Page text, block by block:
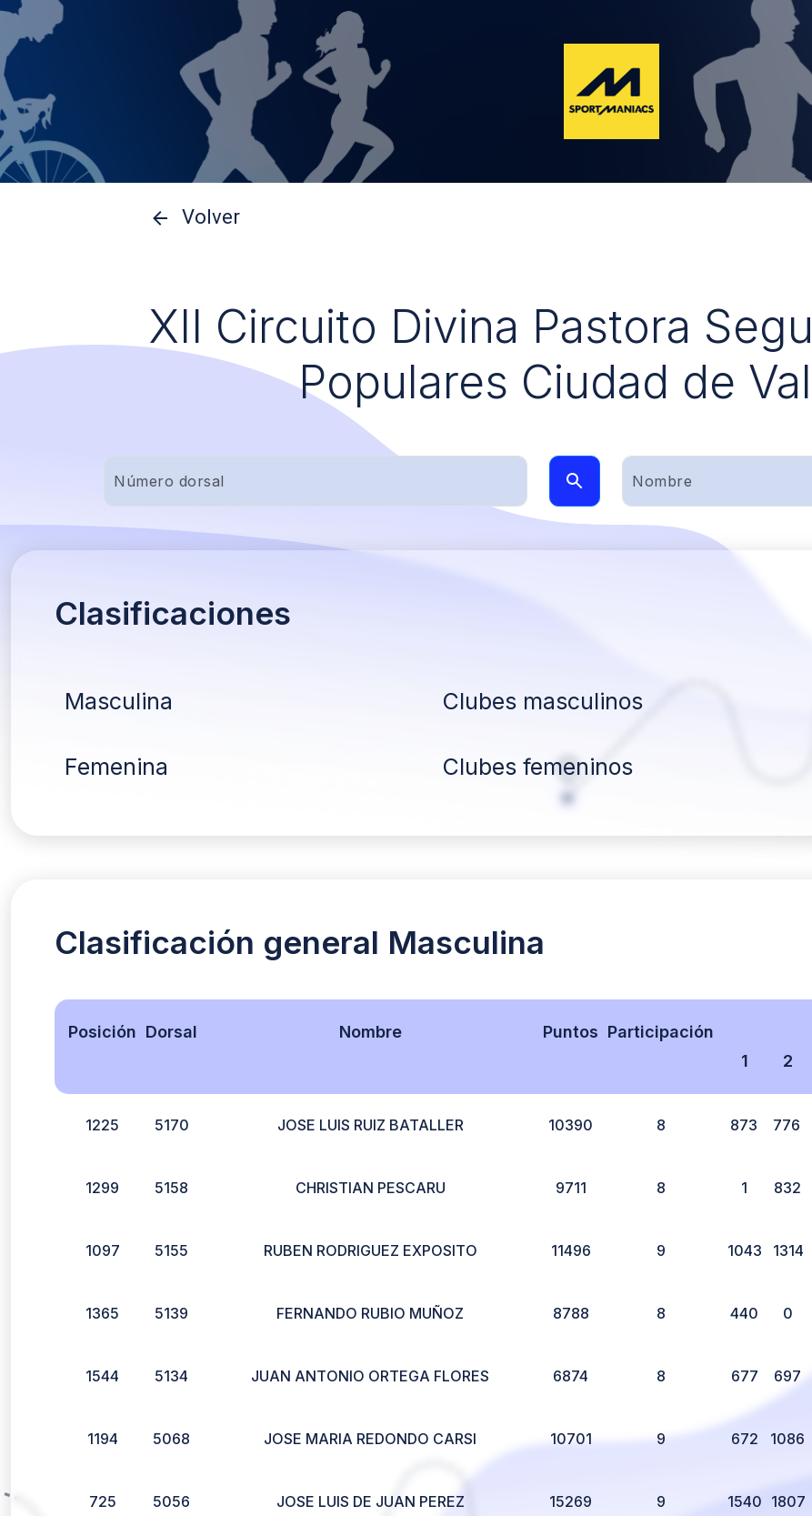
Volver
XII Circuito Divina Pastora
Populares Ciudad de
Clasificaciones
Masculina Clubes masculinos
Femenina Clubes femeninos
Clasificación general Masculina
Posición Dorsal Nombre Puntos Participación
1
2
1225 5170 JOSE LUIS RUIZ BATALLER 10390 8 873 776
1299 5158 CHRISTIAN PESCARU 9711 8 1 832
1097 5155 RUBEN RODRIGUEZ EXPOSITO 11496 9 1043 1314
1365 5139 FERNANDO RUBIO MUÑOZ 8788 8 440 0
1544 5134 JUAN ANTONIO ORTEGA FLORES 6874 8 677 697
1194 5068 JOSE MARIA REDONDO CARSI 10701 9 672 1086
725 5056 JOSE LUIS DE JUAN PEREZ 15269 9 1540 1807